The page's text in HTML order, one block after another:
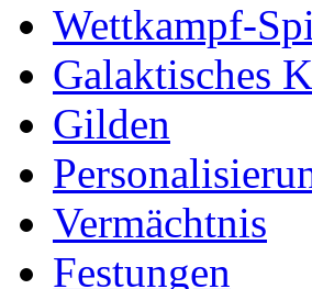
Wettkampf-
Galaktisches
Gilden
Vermächtnis
Festungen